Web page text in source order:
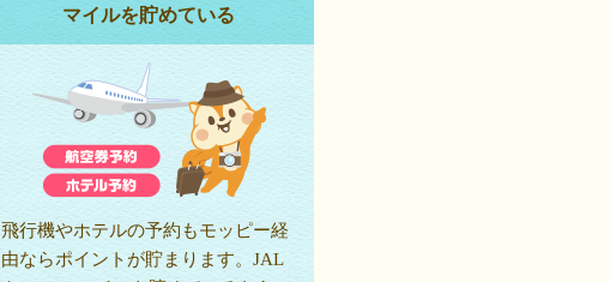
マイルを貯めている
飛行機やホテルの予約もモッピー経
由ならポイントが貯まります。JAL